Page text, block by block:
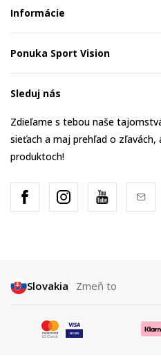
Informácie
Ponuka Sport Vision
Sleduj nás
Zdieľame s tebou naše
sieťach a maj prehľad o zľavách,
produktoch!
Slovakia Zmeň to